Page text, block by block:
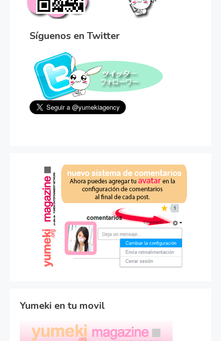
Síguenos en Twitter
Yumeki en tu movil